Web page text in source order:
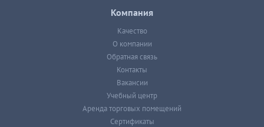
Компания
Качество
О компании
Обратная связь
Контакты
Вакансии
Учебный центр
Аренда торговых помещений
Сертификаты